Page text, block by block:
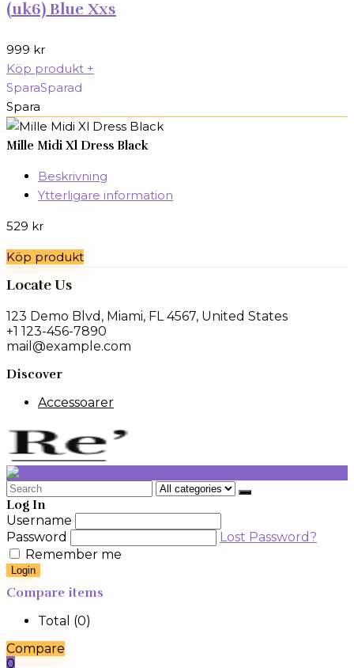
(uk6) Blue Xxs
999 kr
Köp produkt +
SparaSparad
Spara
Mille Midi Xl Dress Black
Beskrivning
Ytterligare information
529 kr
Köp produkt
Locate Us
123 Demo Blvd, Miami, FL 4567, United States
+1 123-456-7890
mail@example.com
Discover
Accessoarer
Search
for:
Log In
Username
Password
Lost Password?
Remember me
Login
Compare items
Total (0)
Compare
0